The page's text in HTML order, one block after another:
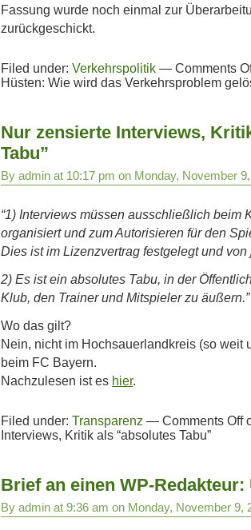
Fassung wurde noch einmal zur
zurückgeschickt.
Filed under: Verkehrspolitik — Comments
Hüsten: Wie wird das Verkehrsproblem
Nur zensierte Interviews,
Tabu”
By admin at 10:17 pm on Monday, November
“1) Interviews müssen ausschließlich beim
organisiert und zum Autorisieren für den
Dies ist im Lizenzvertrag festgelegt und
2) Es ist ein absolutes Tabu, in der
Klub, den Trainer und Mitspieler zu äußern.”
Wo das gilt?
Nein, nicht im Hochsauerlandkreis (so weit
beim FC Bayern.
Nachzulesen ist es hier.
Filed under: Transparenz — Comments Off
Interviews, Kritik als “absolutes Tabu”
Brief an einen WP-
By admin at 9:36 am on Monday, November 9,